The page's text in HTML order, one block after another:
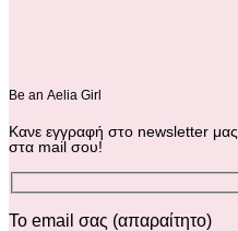
Βe an Αelia Girl
Κανε εγγραφή στο newsletter μας
στα mail σου!
Το email σας (απαραίτητο)